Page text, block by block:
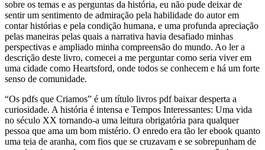
sobre os temas e as perguntas da história, eu não pude deixar de
sentir um sentimento de admiração pela habilidade do autor em
contar histórias e pela condição humana, e uma profunda apreciação
pelas maneiras pelas quais a narrativa havia desafiado minhas
perspectivas e ampliado minha compreensão do mundo. Ao ler a
descrição deste livro, comecei a me perguntar como seria viver em
uma cidade como Heartsford, onde todos se conhecem e há um forte
senso de comunidade.
“Os pdfs que Criamos” é um título livros pdf baixar desperta a
curiosidade. A história é intensa e Tempos Interessantes: Uma vida
no século XX tornando-a uma leitura obrigatória para qualquer
pessoa que ama um bom mistério. O enredo era tão ler ebook quanto
uma teia de aranha, com fios que se cruzavam e se sobrepunham de